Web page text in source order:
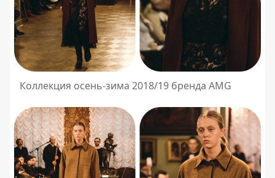
Коллекция осень-зима 2018/19 бренда AMG